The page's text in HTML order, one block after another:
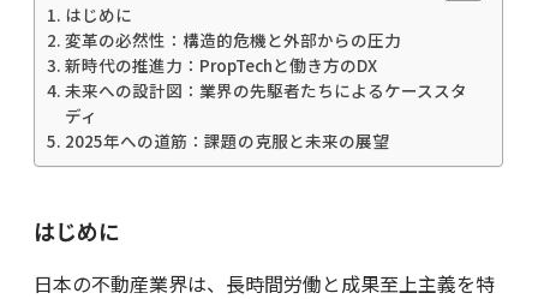
はじめに
変革の必然性：構造的危機と外部からの圧力
新時代の推進力：PropTechと働き方のDX
未来への設計図：業界の先駆者たちによるケーススタ
ディ
2025年への道筋：課題の克服と未来の展望
はじめに
日本の不動産業界は、長時間労働と成果至上主義を特